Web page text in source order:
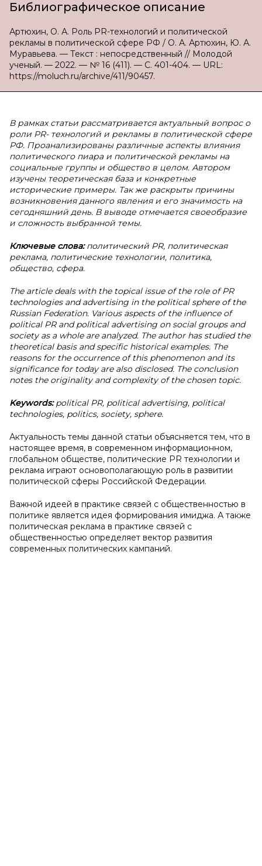
Библиографическое описание
Артюхин, О. А. Роль PR-технологий и политической
рекламы в политической сфере РФ / О. А. Артюхин, Ю. А.
Муравьева. — Текст : непосредственный // Молодой
ученый. — 2022. — № 16 (411). — С. 401-404. — URL:
https://moluch.ru/archive/411/90457.
В рамках статьи рассматривается актуальный вопрос о
роли PR- технологий и рекламы в политической сфере
РФ. Проанализированы различные аспекты влияния
политического пиара и политической рекламы на
социальные группы и общество в целом. Автором
изучены теоретическая база и конкретные
исторические примеры. Так же раскрыты причины
возникновения данного явления и его значимость на
сегодняшний день. В выводе отмечается своеобразие
и сложность выбранной темы.
Ключевые слова:политический PR, политическая
реклама, политические технологии, политика,
общество, сфера.
The article deals with the topical issue of the role of PR
technologies and advertising in the political sphere of the
Russian Federation. Various aspects of the influence of
political PR and political advertising on social groups and
society as a whole are analyzed. The author has studied the
theoretical basis and specific historical examples. The
reasons for the occurrence of this phenomenon and its
significance for today are also disclosed. The conclusion
notes the originality and complexity of the chosen topic.
Keywords:political PR, political advertising, political
technologies, politics, society, sphere.
Актуальность темы данной статьи объясняется тем, что в
настоящее время, в современном информационном,
глобальном обществе, политические PR технологии и
реклама играют основополагающую роль в развитии
политической сферы Российской Федерации.
Важной идеей в практике связей с общественностью в
политике является идея формирования имиджа. А также
политическая реклама в практике связей с
общественностью определяет вектор развития
современных политических кампаний.